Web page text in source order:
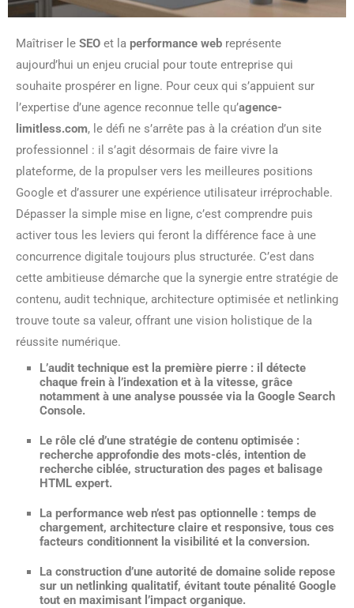
Maîtriser le SEO et la performance web représente
aujourd’hui un enjeu crucial pour toute entreprise qui
souhaite prospérer en ligne. Pour ceux qui s’appuient sur
l’expertise d’une agence reconnue telle qu’agence-
limitless.com, le défi ne s’arrête pas à la création d’un site
professionnel : il s’agit désormais de faire vivre la
plateforme, de la propulser vers les meilleures positions
Google et d’assurer une expérience utilisateur irréprochable.
Dépasser la simple mise en ligne, c’est comprendre puis
activer tous les leviers qui feront la différence face à une
concurrence digitale toujours plus structurée. C’est dans
cette ambitieuse démarche que la synergie entre stratégie de
contenu, audit technique, architecture optimisée et netlinking
trouve toute sa valeur, offrant une vision holistique de la
réussite numérique.
L’audit technique est la première pierre : il détecte
chaque frein à l’indexation et à la vitesse, grâce
notamment à une analyse poussée via la Google Search
Console.
Le rôle clé d’une stratégie de contenu optimisée :
recherche approfondie des mots-clés, intention de
recherche ciblée, structuration des pages et balisage
HTML expert.
La performance web n’est pas optionnelle : temps de
chargement, architecture claire et responsive, tous ces
facteurs conditionnent la visibilité et la conversion.
La construction d’une autorité de domaine solide repose
sur un netlinking qualitatif, évitant toute pénalité Google
tout en maximisant l’impact organique.